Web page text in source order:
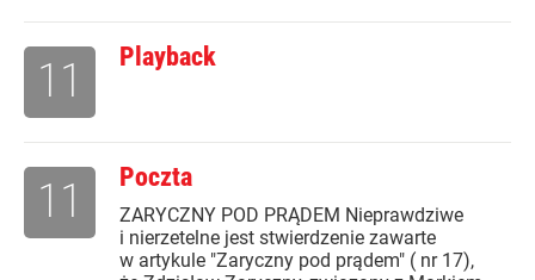
Playback
11
Poczta
ZARYCZNY POD PRĄDEM Nieprawdziwe
i nierzetelne jest stwierdzenie zawarte
w artykule "Zaryczny pod prądem" ( nr 17),
11